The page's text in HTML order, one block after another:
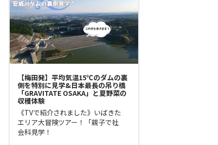
【梅田発】平均気温15℃のダムの裏
側を特別に見学&日本最長の吊り橋
「GRAVITATE OSAKA」と夏野菜の
収穫体験
《TVで紹介されました》いばきた
エリア大冒険ツアー！「親子で社
会科見学！